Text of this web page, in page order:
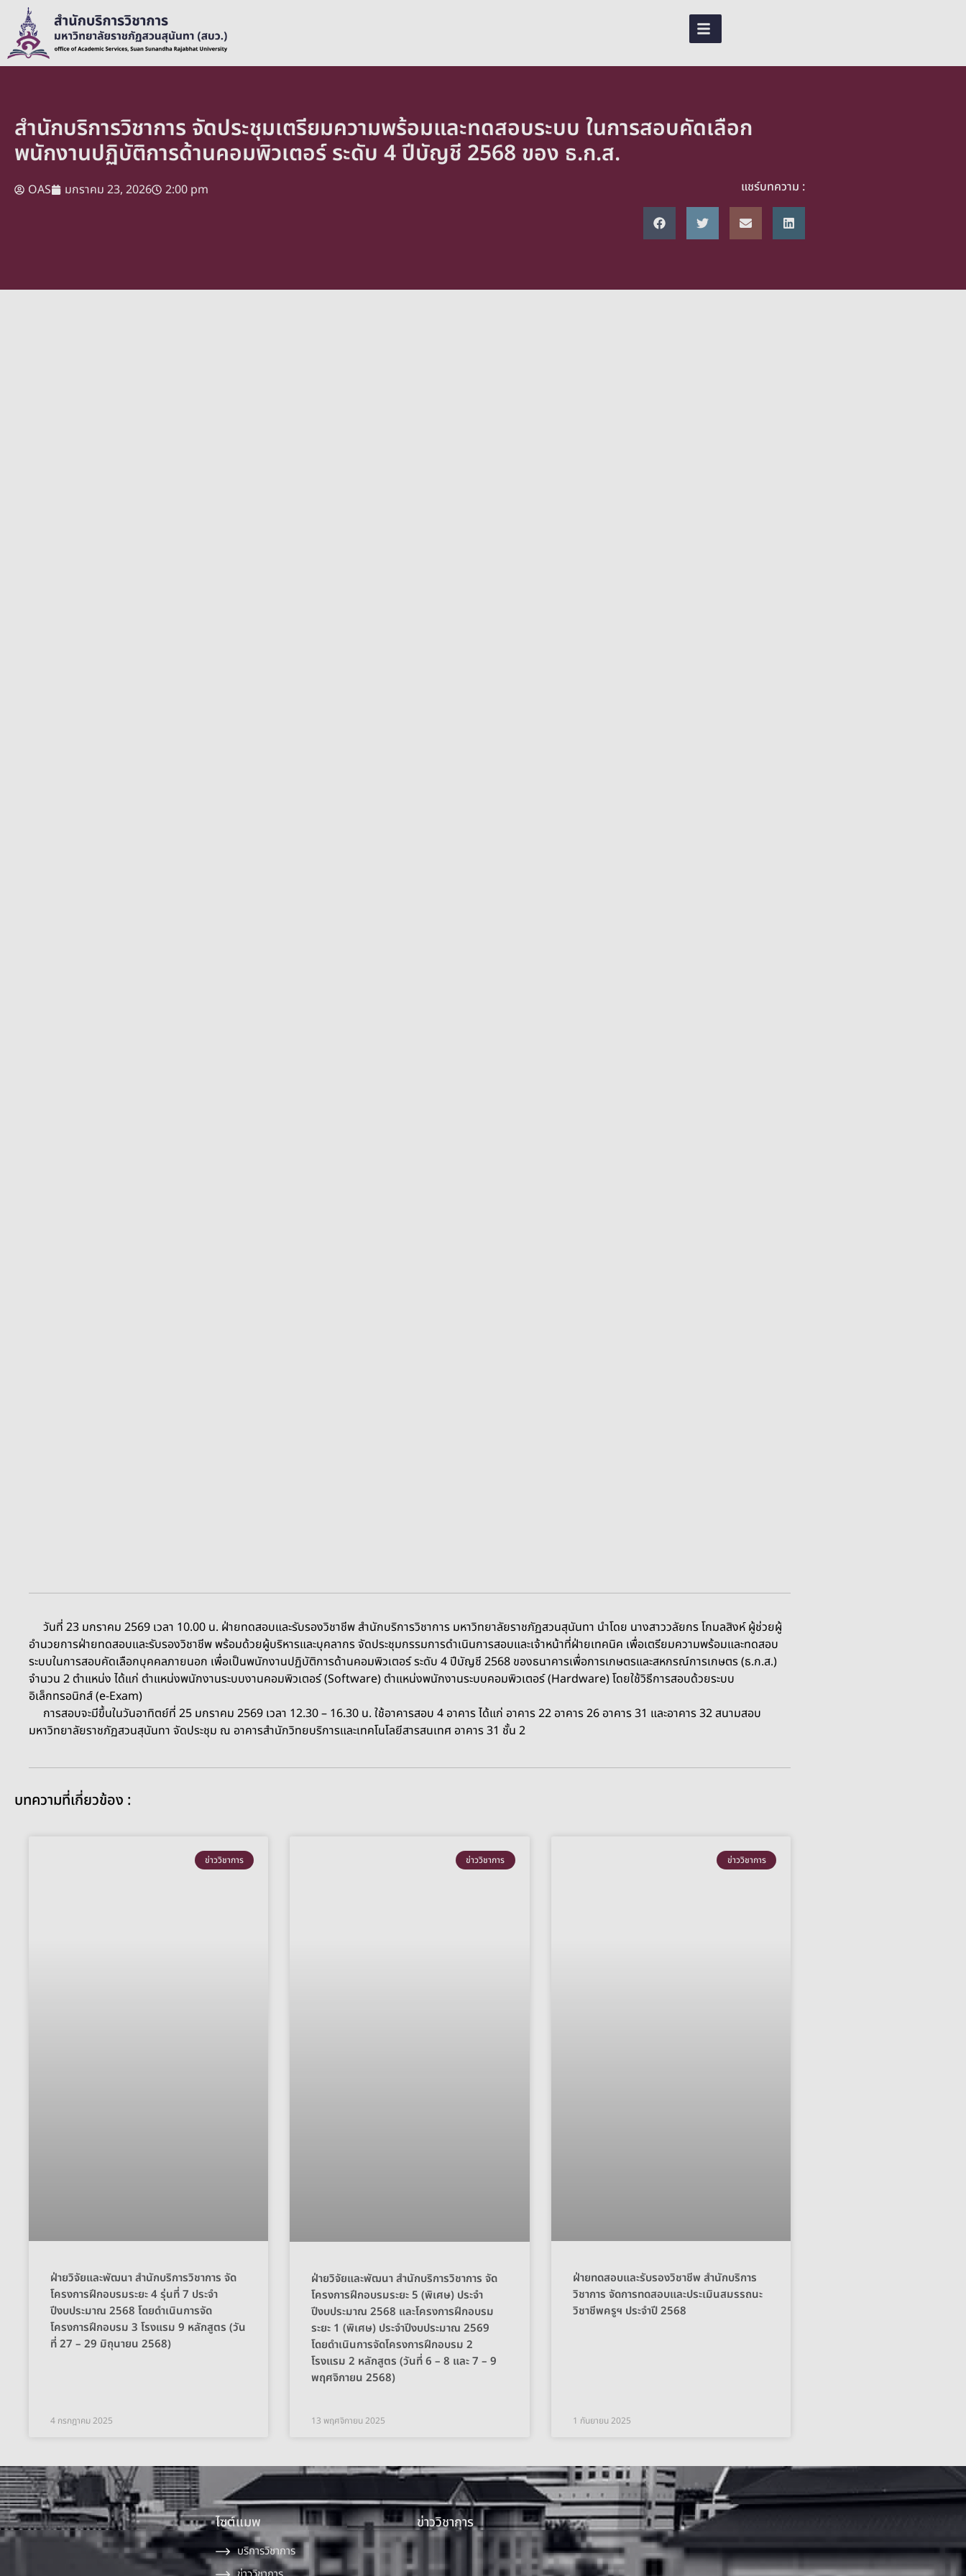
สำนักบริการวิชาการ จัดประชุมเตรียมความพร้อมและทดสอบระบบ ในการสอบคัดเลือก
พนักงานปฏิบัติการด้านคอมพิวเตอร์ ระดับ 4 ปีบัญชี 2568 ของ ธ.ก.ส.
OAS มกราคม 23, 2026 2:00 pm แชร์บทความ :
วันที่ 23 มกราคม 2569 เวลา 10.00 น. ฝ่ายทดสอบและรับรองวิชาชีพ สำนักบริการวิชาการ มหาวิทยาลัยราชภัฏสวนสุนันทา นำโดย นางสาววลัยกร โกมลสิงห์ ผู้ช่วยผู้
อำนวยการฝ่ายทดสอบและรับรองวิชาชีพ พร้อมด้วยผู้บริหารและบุคลากร จัดประชุมกรรมการดำเนินการสอบและเจ้าหน้าที่ฝ่ายเทคนิค เพื่อเตรียมความพร้อมและทดสอบ
ระบบในการสอบคัดเลือกบุคคลภายนอก เพื่อเป็นพนักงานปฏิบัติการด้านคอมพิวเตอร์ ระดับ 4 ปีบัญชี 2568 ของธนาคารเพื่อการเกษตรและสหกรณ์การเกษตร (ธ.ก.ส.)
จำนวน 2 ตำแหน่ง ได้แก่ ตำแหน่งพนักงานระบบงานคอมพิวเตอร์ (Software) ตำแหน่งพนักงานระบบคอมพิวเตอร์ (Hardware) โดยใช้วิธีการสอบด้วยระบบ
อิเล็กทรอนิกส์ (e-Exam)
การสอบจะมีขึ้นในวันอาทิตย์ที่ 25 มกราคม 2569 เวลา 12.30 – 16.30 น. ใช้อาคารสอบ 4 อาคาร ได้แก่ อาคาร 22 อาคาร 26 อาคาร 31 และอาคาร 32 สนามสอบ
มหาวิทยาลัยราชภัฏสวนสุนันทา จัดประชุม ณ อาคารสำนักวิทยบริการและเทคโนโลยีสารสนเทศ อาคาร 31 ชั้น 2
บทความที่เกี่ยวข้อง :
ข่าววิชาการ
ฝ่ายวิจัยและพัฒนา สำนักบริการวิชาการ จัด
โครงการฝึกอบรมระยะ 4 รุ่นที่ 7 ประจำ
ปีงบประมาณ 2568 โดยดำเนินการจัด
โครงการฝึกอบรม 3 โรงแรม 9 หลักสูตร (วัน
ที่ 27 – 29 มิถุนายน 2568)
4 กรกฎาคม 2025
ข่าววิชาการ
ฝ่ายวิจัยและพัฒนา สำนักบริการวิชาการ จัด
โครงการฝึกอบรมระยะ 5 (พิเศษ) ประจำ
ปีงบประมาณ 2568 และโครงการฝึกอบรม
ระยะ 1 (พิเศษ) ประจำปีงบประมาณ 2569
โดยดำเนินการจัดโครงการฝึกอบรม 2
โรงแรม 2 หลักสูตร (วันที่ 6 – 8 และ 7 – 9
พฤศจิกายน 2568)
13 พฤศจิกายน 2025
ข่าววิชาการ
ฝ่ายทดสอบและรับรองวิชาชีพ สำนักบริการ
วิชาการ จัดการทดสอบและประเมินสมรรถนะ
วิชาชีพครูฯ ประจำปี 2568
1 กันยายน 2025
ไซต์แมพ
บริการวิชาการ
ข่าววิชาการ